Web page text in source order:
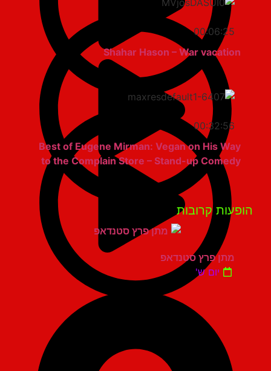
00:06:25
Shahar Hason – War vacation
00:32:56
Best of Eugene Mirman: Vegan on His Way
to the Complain Store – Stand-up Comedy
קרובות
מתן פרץ סטנדאפ
יום ש'